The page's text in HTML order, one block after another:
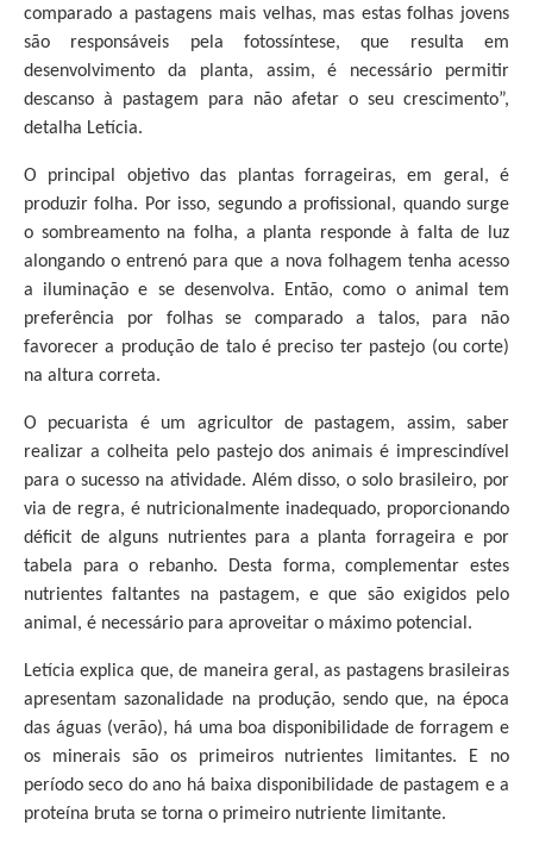
comparado a pastagens mais velhas, mas estas folhas jovens
são responsáveis pela fotossíntese, que resulta em
desenvolvimento da planta, assim, é necessário permitir
descanso à pastagem para não afetar o seu crescimento”,
detalha Letícia.
O principal objetivo das plantas forrageiras, em geral, é
produzir folha. Por isso, segundo a profissional, quando surge
o sombreamento na folha, a planta responde à falta de luz
alongando o entrenó para que a nova folhagem tenha acesso
a iluminação e se desenvolva. Então, como o animal tem
preferência por folhas se comparado a talos, para não
favorecer a produção de talo é preciso ter pastejo (ou corte)
na altura correta.
O pecuarista é um agricultor de pastagem, assim, saber
realizar a colheita pelo pastejo dos animais é imprescindível
para o sucesso na atividade. Além disso, o solo brasileiro, por
via de regra, é nutricionalmente inadequado, proporcionando
déficit de alguns nutrientes para a planta forrageira e por
tabela para o rebanho. Desta forma, complementar estes
nutrientes faltantes na pastagem, e que são exigidos pelo
animal, é necessário para aproveitar o máximo potencial.
Letícia explica que, de maneira geral, as pastagens brasileiras
apresentam sazonalidade na produção, sendo que, na época
das águas (verão), há uma boa disponibilidade de forragem e
os minerais são os primeiros nutrientes limitantes. E no
período seco do ano há baixa disponibilidade de pastagem e a
proteína bruta se torna o primeiro nutriente limitante.